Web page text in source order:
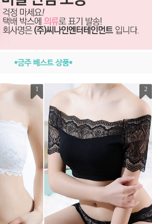
*금주 베스트 상품*
1 2